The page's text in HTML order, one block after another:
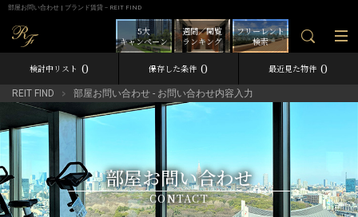
部屋お問い合わせ | ブランド賃貸－REIT FIND
フリーレント
検索
週間／閲覧
ランキング
5大
キャンペーン
検討中リスト 0 保存した条件 0 最近見た物件 0
REIT FIND 部屋お問い合わせ - お問い合わせ内容入力
部屋お問い合わせ
CONTACT